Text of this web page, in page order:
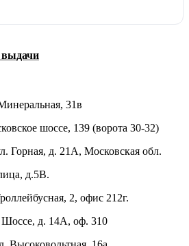
выдачи
31в
шоссе, 139 (ворота 30-32)
Горная, д. 21А, Московская обл.
д.5В.
2, офис 212г.
Шоссе, д. 14А, оф. 310